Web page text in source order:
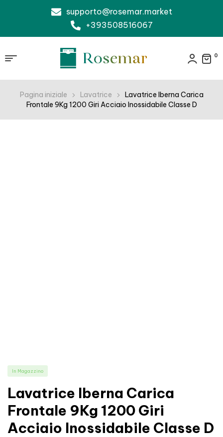
supporto@rosemar.market
+393508516067
0
Pagina iniziale Lavatrice
Lavatrice Iberna Carica
Frontale 9Kg 1200 Giri Acciaio Inossidabile Classe D
In Magazzino
Lavatrice Iberna Carica
Frontale 9Kg 1200 Giri
Acciaio Inossidabile Classe D